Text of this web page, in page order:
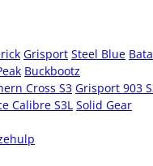
Grisport Steel Blue Bata
Buckbootz
Cross S3 Grisport 903
Calibre S3L Solid Gear